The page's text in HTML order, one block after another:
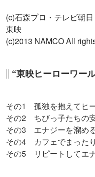
その
その2 ちびっ子たちの
その4 カフェでまった
その5リピートしてエ
よく読まれている記